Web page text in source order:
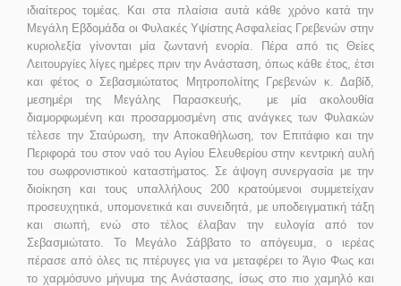
ιδιαίτερος τομέας. Και στα πλαίσια αυτά κάθε χρόνο κατά την
Μεγάλη Εβδομάδα οι Φυλακές Υψίστης Ασφαλείας Γρεβενών στην
κυριολεξία γίνονται μία ζωντανή ενορία. Πέρα από τις Θείες
Λειτουργίες λίγες ημέρες πριν την Ανάσταση, όπως κάθε έτος, έτσι
και φέτος ο Σεβασμιώτατος Μητροπολίτης Γρεβενών κ. Δαβίδ,
μεσημέρι της Μεγάλης Παρασκευής, με μία ακολουθία
διαμορφωμένη και προσαρμοσμένη στις ανάγκες των Φυλακών
τέλεσε την Σταύρωση, την Αποκαθήλωση, τον Επιτάφιο και την
Περιφορά του στον ναό του Αγίου Ελευθερίου στην κεντρική αυλή
του σωφρονιστικού καταστήματος. Σε άψογη συνεργασία με την
διοίκηση και τους υπαλλήλους 200 κρατούμενοι συμμετείχαν
προσευχητικά, υπομονετικά και συνειδητά, με υποδειγματική τάξη
και σιωπή, ενώ στο τέλος έλαβαν την ευλογία από τον
Σεβασμιώτατο. Το Μεγάλο Σάββατο το απόγευμα, ο ιερέας
πέρασε από όλες τις πτέρυγες για να μεταφέρει το Άγιο Φως και
το χαρμόσυνο μήνυμα της Ανάστασης, ίσως στο πιο χαμηλό και